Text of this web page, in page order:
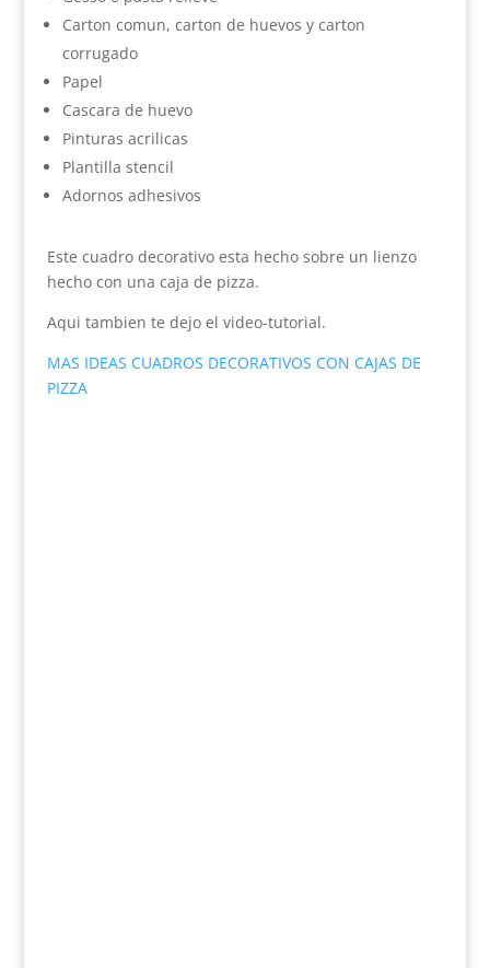
Carton comun, carton de huevos y carton
corrugado
Papel
Cascara de huevo
Pinturas acrilicas
Plantilla stencil
Adornos adhesivos
Este cuadro decorativo esta hecho sobre un lienzo
hecho con una caja de pizza.
Aqui tambien te dejo el video-tutorial.
MAS IDEAS CUADROS DECORATIVOS CON CAJAS DE
PIZZA